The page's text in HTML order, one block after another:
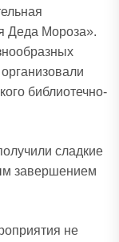
Деда Мороза».
библиотечно-
сладкие
завершением
не